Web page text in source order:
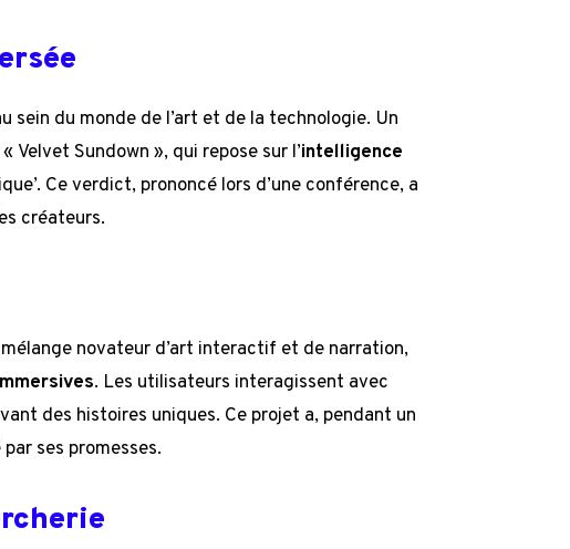
sein du monde de l’art et de la technologie. Un
Sundown », qui repose sur l’intelligence
Ce verdict, prononcé lors d’une conférence, a
créateurs.
novateur d’art interactif et de narration,
. Les utilisateurs interagissent avec
des histoires uniques. Ce projet a, pendant un
ses promesses.